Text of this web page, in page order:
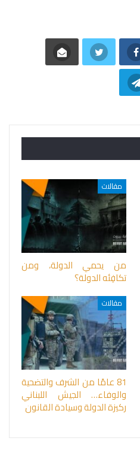
مقالات
من يحمي الدولة، ومن
تكافِئه الدولة؟
مقالات
81 عامًا من الشرف والتضحية
والوفاء… الجيش اللبناني
ركيزة الدولة وسيادة القانون